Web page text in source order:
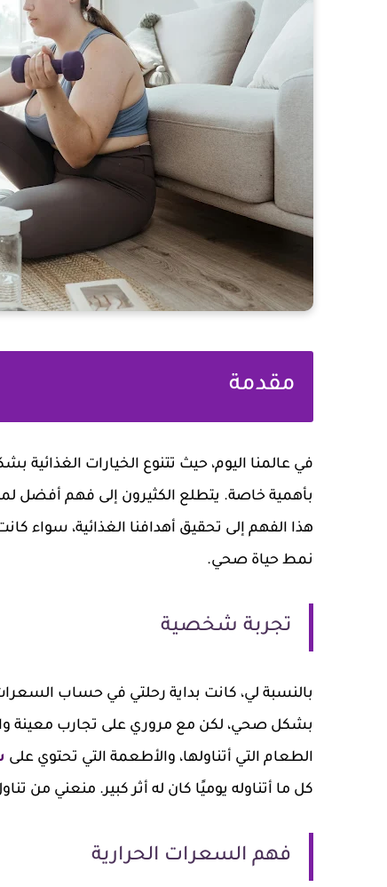
مقدمة
في عالمنا اليوم، حيث تتنوع الخيارات
بأهمية خاصة. يتطلع الكثيرون إلى فهم أفضل
هذا الفهم إلى تحقيق أهدافنا الغذائية، سواء
نمط حياة صحي.
تجربة شخصية
بالنسبة لي، كانت بداية رحلتي في حساب
بشكل صحي، لكن مع مروري على تجارب معينة
الطعام التي أتناولها، والأطعمة التي تحتوي على
كل ما أتناوله يوميًا كان له أثر كبير. منعني من
فهم السعرات الحرارية